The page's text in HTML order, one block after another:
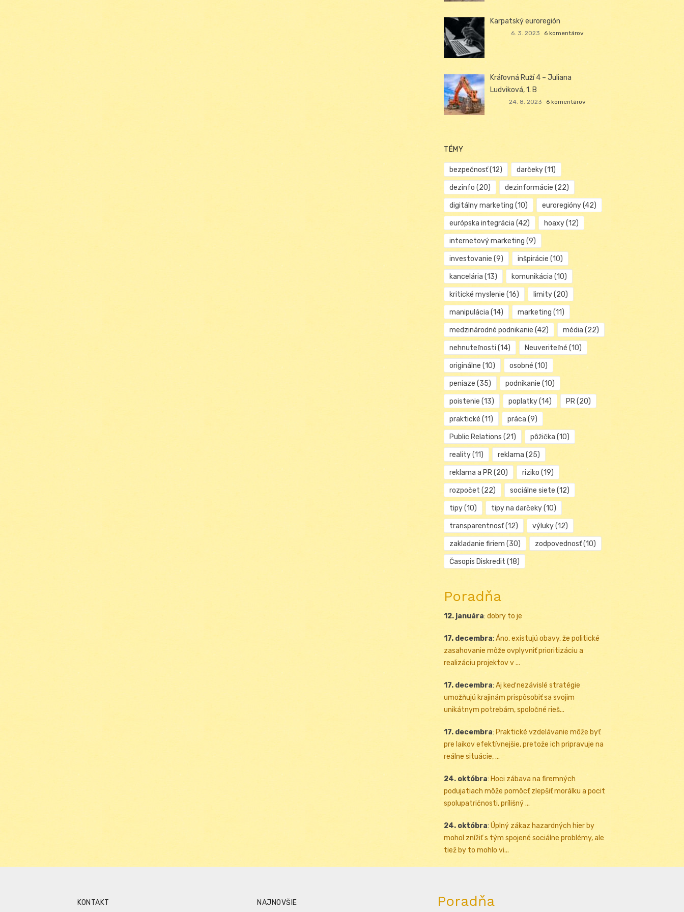
Karpatský euroregión
6. 3. 2023 6 komentárov
Kráľovná Ruží 4 – Juliana
Ludviková, 1. B
24. 8. 2023 6 komentárov
TÉMY
bezpečnosť(12) darčeky(11)
dezinfo (20) dezinformácie (22)
digitálny marketing (10) euroregióny(42)
európska integrácia (42) hoaxy(12)
internetový marketing (9)
investovanie (9) inšpirácie (10)
kancelária (13) komunikácia (10)
kritické myslenie (16) limity(20)
manipulácia (14) marketing (11)
medzinárodné podnikanie (42) média (22)
nehnuteľnosti (14) Neuveriteľné (10)
originálne (10) osobné (10)
peniaze (35) podnikanie (10)
poistenie (13) poplatky(14) PR(20)
praktické (11) práca (9)
Public Relations (21) pôžička (10)
reality(11) reklama (25)
reklama a PR(20) riziko (19)
rozpočet (22) sociálne siete (12)
tipy(10) tipy na darčeky(10)
transparentnosť(12) výluky(12)
zakladanie firiem (30) zodpovednosť(10)
Časopis Diskredit (18)
Poradňa
12. januára: dobry to je
17. decembra: Áno, existujú obavy, že politické
zasahovanie môže ovplyvniť prioritizáciu a
realizáciu projektov v ...
17. decembra: Aj keď nezávislé stratégie
umožňujú krajinám prispôsobiť sa svojim
unikátnym potrebám, spoločné rieš...
17. decembra: Praktické vzdelávanie môže byť
pre laikov efektívnejšie, pretože ich pripravuje na
reálne situácie, ...
24. októbra: Hoci zábava na firemných
podujatiach môže pomôcť zlepšiť morálku a pocit
spolupatričnosti, prílišný ...
24. októbra: Úplný zákaz hazardných hier by
mohol znížiť s tým spojené sociálne problémy, ale
tiež by to mohlo vi...
KONTAKT NAJNOVŠIE Poradňa